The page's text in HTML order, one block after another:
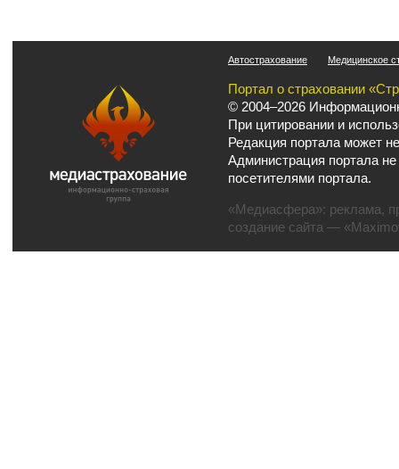
Автострахование Медицинское
Портал о страховании
© 2004–2026
При цитировании и
Редакция портала может
Администрация портала
посетителями портала.
«Медиасфера»: реклама,
создание сайта —